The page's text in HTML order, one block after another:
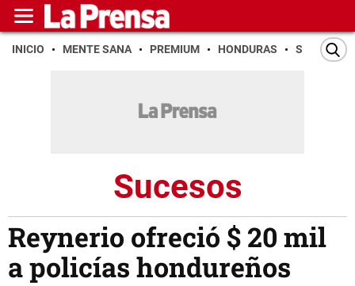
INICIO MENTE SANA PREMIUM HONDURAS SAN PEDRO
Sucesos
Reynerio ofreció $ 20 mil
a policías hondureños